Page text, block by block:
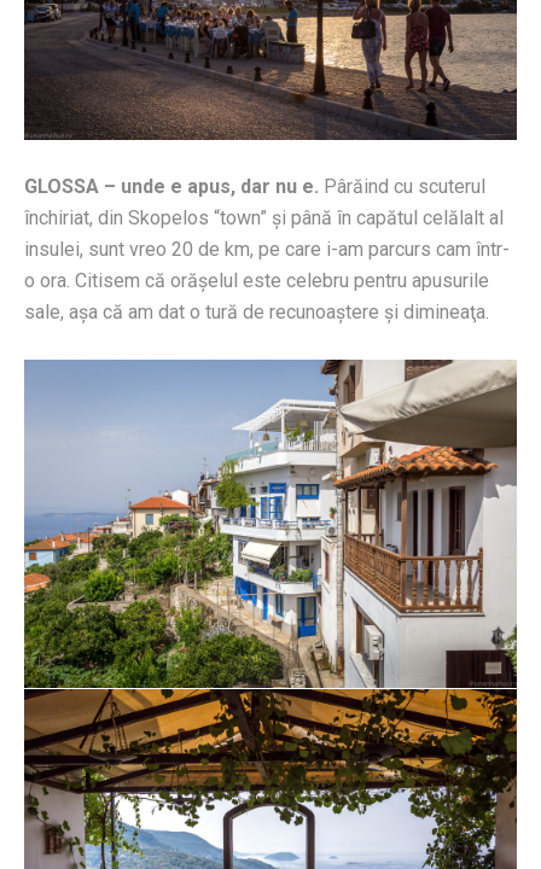
GLOSSA – unde e apus, dar nu e. Pârăind cu scuterul
închiriat, din Skopelos “town” şi până în capătul celălalt al
insulei, sunt vreo 20 de km, pe care i-am parcurs cam într-
o ora. Citisem că orăşelul este celebru pentru apusurile
sale, aşa că am dat o tură de recunoaştere şi dimineaţa.